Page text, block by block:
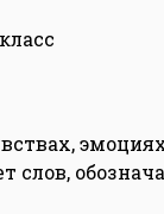
слов,